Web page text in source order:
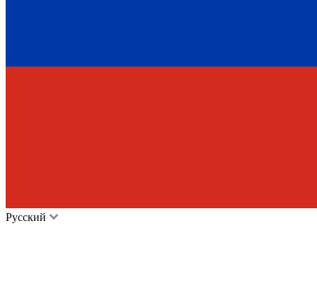
Русский